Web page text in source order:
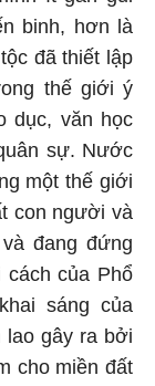
binh, hơn là
đã thiết lập
thế giới ý
dục, văn học
sự. Nước
một thế giới
con người và
đang đứng
cách của Phổ
sáng của
lao gây ra bởi
cho miền đất